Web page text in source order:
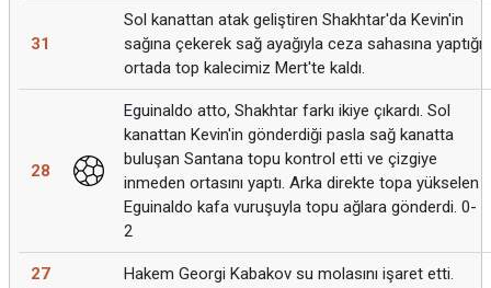
31
Sol kanattan atak geliştiren Shakhtar'da Kevin'in
sağına çekerek sağ ayağıyla ceza sahasına yaptığı
ortada top kalecimiz Mert'te kaldı.
28
Eguinaldo atto, Shakhtar farkı ikiye çıkardı. Sol
kanattan Kevin'in gönderdiği pasla sağ kanatta
buluşan Santana topu kontrol etti ve çizgiye
inmeden ortasını yaptı. Arka direkte topa yükselen
Eguinaldo kafa vuruşuyla topu ağlara gönderdi. 0-
2
27 Hakem Georgi Kabakov su molasını işaret etti.